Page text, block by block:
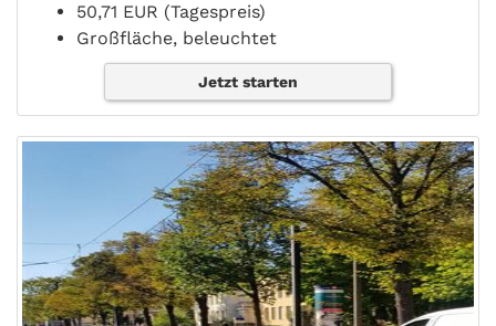
50,71 EUR (Tagespreis)
Großfläche, beleuchtet
Jetzt starten